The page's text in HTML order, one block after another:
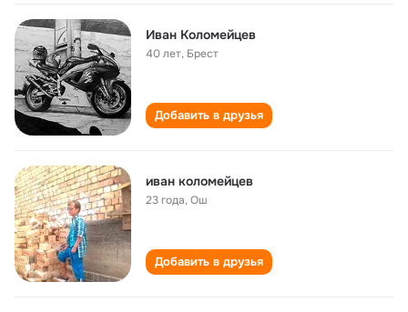
Иван Коломейцев
40 лет, Брест
Добавить в друзья
иван коломейцев
23 года,Ош
Добавить в друзья